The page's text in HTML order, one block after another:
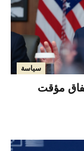
سياسة
مؤقت